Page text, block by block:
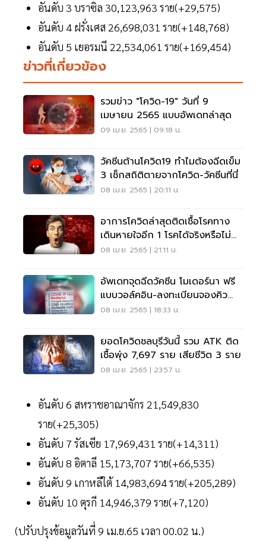
อันดับ 3 บราซิล 30,123,963 ราย(+29,575)
อันดับ 4 ฝรั่งเศส 26,698,031 ราย(+148,768)
อันดับ 5 เยอรมนี 22,534,061 ราย(+169,454)
ข่าวที่เกี่ยวข้อง
รวมข่าว "โควิด-19" วันที่ 9
เมษายน 2565 แบบอัพเดทล่าสุด
09 เม.ย. 2565 | 09:18 น.
วัคซีนต้านโควิด19 ทำไมต้องฉีดเข็ม
3 เช็กสถิติตายจากโควิด-วัคซีนที่นี่
08 เม.ย. 2565 | 20:11 น.
อาการโควิดล่าสุดติดเชื้อโรคทาง
เดินหายใจอีก 1 โรคได้จริงหรือไม่
อ่านเลย
08 เม.ย. 2565 | 21:11 น.
อัพเดทจุดฉีดวัคซีน โมเดอร์นา ฟรี
แบบวอล์คอิน-ลงทะเบียนจองคิว
ล่าสุด
08 เม.ย. 2565 | 18:33 น.
ยอดโควิดชลบุรีวันนี้ ​รวม ATK ติด
เชื้อพุ่ง 7,697 ราย เสียชีวิต 3 ราย
08 เม.ย. 2565 | 23:57 น.
อันดับ 6 สหราชอาณาจักร 21,549,830
ราย(+25,305)
อันดับ 7 รัสเซีย 17,969,431 ราย(+14,311)
อันดับ 8 อิตาลี 15,173,707 ราย(+66,535)
อันดับ 9 เกาหลีใต้ 14,983,694 ราย(+205,289)
อันดับ 10 ตุรกี 14,946,379 ราย(+7,120)
(ปรับปรุงข้อมูลวันที่ 9 เม.ย.65 เวลา 00.02 น.)